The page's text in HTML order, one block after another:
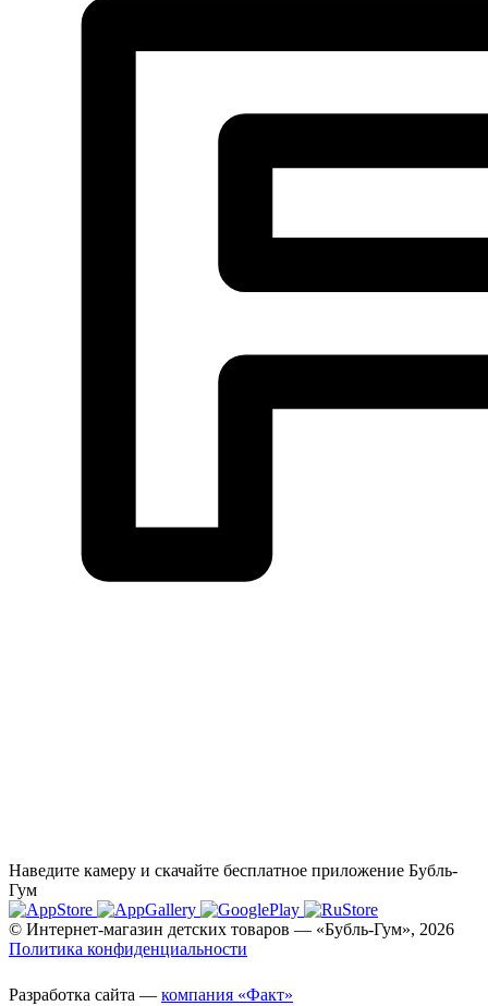
Наведите камеру и скачайте бесплатное приложение Бубль-
Гум
© Интернет-магазин детских товаров — «Бубль-Гум», 2026
Политика конфиденциальности
Разработка сайта — компания «Факт»